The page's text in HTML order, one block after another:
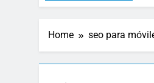
Home seo para